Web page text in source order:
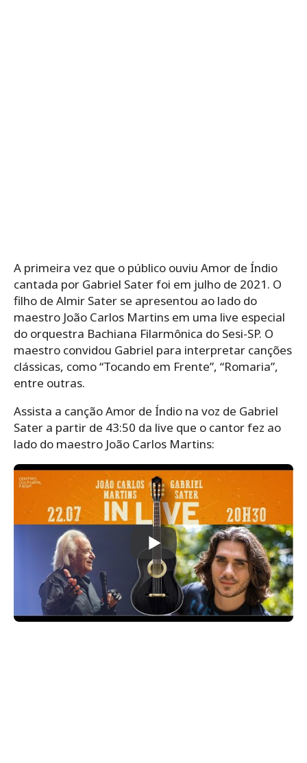
A primeira vez que o público ouviu Amor de Índio
cantada por Gabriel Sater foi em julho de 2021. O
filho de Almir Sater se apresentou ao lado do
maestro João Carlos Martins em uma live especial
do orquestra Bachiana Filarmônica do Sesi-SP. O
maestro convidou Gabriel para interpretar canções
clássicas, como “Tocando em Frente”, “Romaria”,
entre outras.
Assista a canção Amor de Índio na voz de Gabriel
Sater a partir de 43:50 da live que o cantor fez ao
lado do maestro João Carlos Martins: